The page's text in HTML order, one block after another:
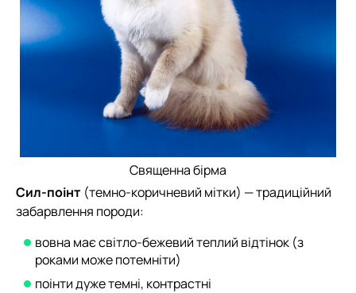
Священна бірма
Сил-поінт (темно-коричневий мітки) — традиційний
забарвлення породи:
вовна має світло-бежевий теплий відтінок (з
роками може потемніти)
поінти дуже темні, контрастні